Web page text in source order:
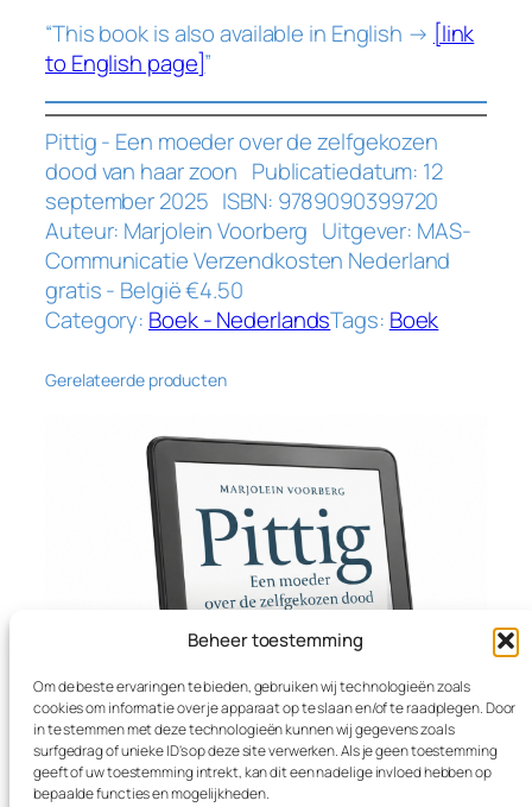
Beheer toestemming
Om de beste ervaringen te bieden, gebruiken wij technologieën zoals
cookies om informatie over je apparaat op te slaan en/of te raadplegen. Door
in te stemmen met deze technologieën kunnen wij gegevens zoals
surfgedrag of unieke ID's op deze site verwerken. Als je geen toestemming
geeft of uw toestemming intrekt, kan dit een nadelige invloed hebben op
bepaalde functies en mogelijkheden.
n
d
o
o
d
v
a
n
h
a
a
z
t
y
“This book is also available in English → [link
to English page]”
Pittig - Een moeder over de zelfgekozen
dood van haar zoon Publicatiedatum: 12
september 2025 ISBN: 9789090399720
Auteur: Marjolein Voorberg Uitgever: MAS-
Communicatie Verzendkosten Nederland
gratis - België €4.50
Category: Boek - NederlandsTags: Boek
Gerelateerde producten